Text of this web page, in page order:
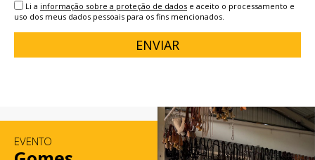
Li a informação sobre a proteção de dados e aceito o processamento e
uso dos meus dados pessoais para os fins mencionados.
ENVIAR
EVENTO